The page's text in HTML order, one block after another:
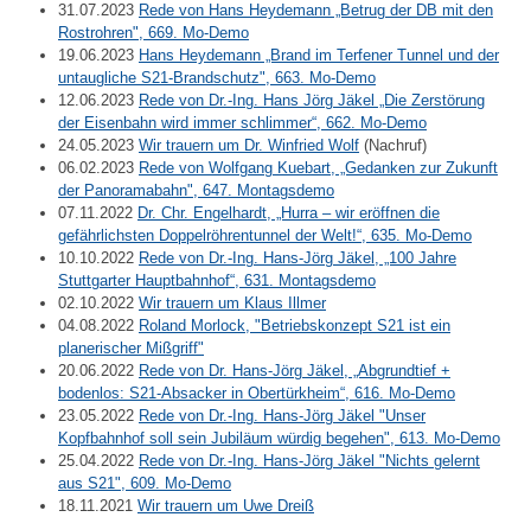
31.07.2023 Rede von Hans Heydemann „Betrug der DB mit den
Rostrohren", 669. Mo-Demo
19.06.2023 Hans Heydemann „Brand im Terfener Tunnel und der
untaugliche S21-Brandschutz", 663. Mo-Demo
12.06.2023 Rede von Dr.-Ing. Hans Jörg Jäkel „Die Zerstörung
der Eisenbahn wird immer schlimmer“, 662. Mo-Demo
24.05.2023 Wir trauern um Dr. Winfried Wolf (Nachruf)
06.02.2023 Rede von Wolfgang Kuebart, „Gedanken zur Zukunft
der Panoramabahn", 647. Montagsdemo
07.11.2022 Dr. Chr. Engelhardt, „Hurra – wir eröffnen die
gefährlichsten Doppelröhrentunnel der Welt!“, 635. Mo-Demo
10.10.2022 Rede von Dr.-Ing. Hans-Jörg Jäkel, „100 Jahre
Stuttgarter Hauptbahnhof“, 631. Montagsdemo
02.10.2022 Wir trauern um Klaus Illmer
04.08.2022 Roland Morlock, "Betriebskonzept S21 ist ein
planerischer Mißgriff"
20.06.2022 Rede von Dr. Hans-Jörg Jäkel, „Abgrundtief +
bodenlos: S21-Absacker in Obertürkheim“, 616. Mo-Demo
23.05.2022 Rede von Dr.-Ing. Hans-Jörg Jäkel "Unser
Kopfbahnhof soll sein Jubiläum würdig begehen", 613. Mo-Demo
25.04.2022 Rede von Dr.-Ing. Hans-Jörg Jäkel "Nichts gelernt
aus S21", 609. Mo-Demo
18.11.2021 Wir trauern um Uwe Dreiß